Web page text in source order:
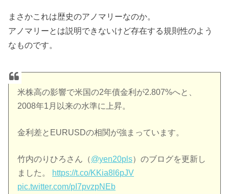
まさかこれは歴史のアノマリーなのか。
アノマリーとは説明できないけど存在する規則性のよう
なものです。
米株高の影響で米国の2年債金利が2.807%へと、
2008年1月以来の水準に上昇。
金利差とEURUSDの相関が強まっています。
竹内のりひろさん（@yen20pls）のブログを更新し
ました。
https://t.co/KKia8l6pJV
pic.twitter.com/pI7pvzpNEb